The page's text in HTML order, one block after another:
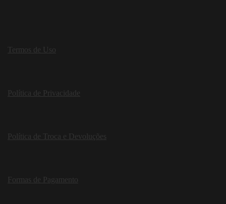
Termos de Uso
Política de Privacidade
Política de Troca e Devoluções
Formas de Pagamento